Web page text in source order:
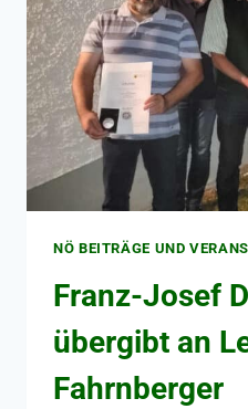
NÖ BEITRÄGE UND
Franz-Josef
übergibt an
Fahrnberger